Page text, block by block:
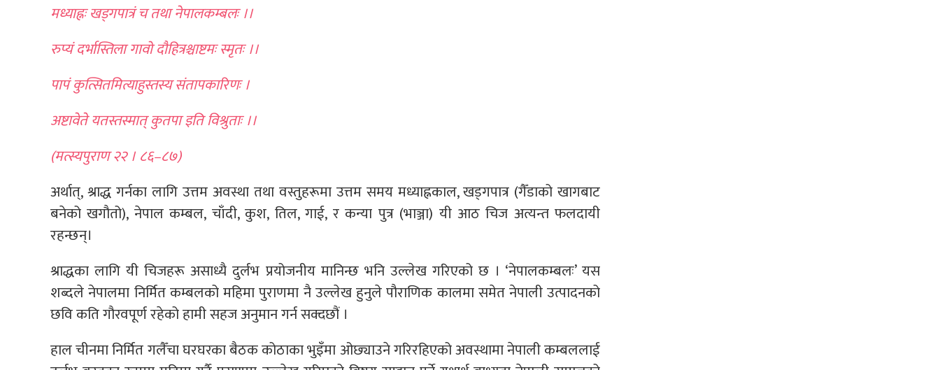
मध्याह्नः खड्गपात्रं च तथा नेपालकम्बलः ।।
रुप्यं दर्भास्तिला गावो दौहित्रश्चाष्टमः स्मृतः ।।
पापं कुत्सितमित्याहुस्तस्य संतापकारिणः ।
अष्टावेते यतस्तस्मात् कुतपा इति विश्रुताः ।।
(मत्स्यपुराण २२ । ८६–८७)
अर्थात्, श्राद्ध गर्नका लागि उत्तम अवस्था तथा वस्तुहरूमा उत्तम समय मध्याह्नकाल, खड्गपात्र (गैँडाको खागबाट
बनेको खगौतो), नेपाल कम्बल, चाँदी, कुश, तिल, गाई, र कन्या पुत्र (भाञ्जा) यी आठ चिज अत्यन्त फलदायी
रहन्छन्।
श्राद्धका लागि यी चिजहरू असाध्यै दुर्लभ प्रयोजनीय मानिन्छ भनि उल्लेख गरिएको छ । ‘नेपालकम्बलः’ यस
शब्दले नेपालमा निर्मित कम्बलको महिमा पुराणमा नै उल्लेख हुनुले पौराणिक कालमा समेत नेपाली उत्पादनको
छवि कति गौरवपूर्ण रहेको हामी सहज अनुमान गर्न सक्दछौं ।
हाल चीनमा निर्मित गलैँचा घरघरका बैठक कोठाका भुइँमा ओछ्याउने गरिरहिएको अवस्थामा नेपाली कम्बललाई